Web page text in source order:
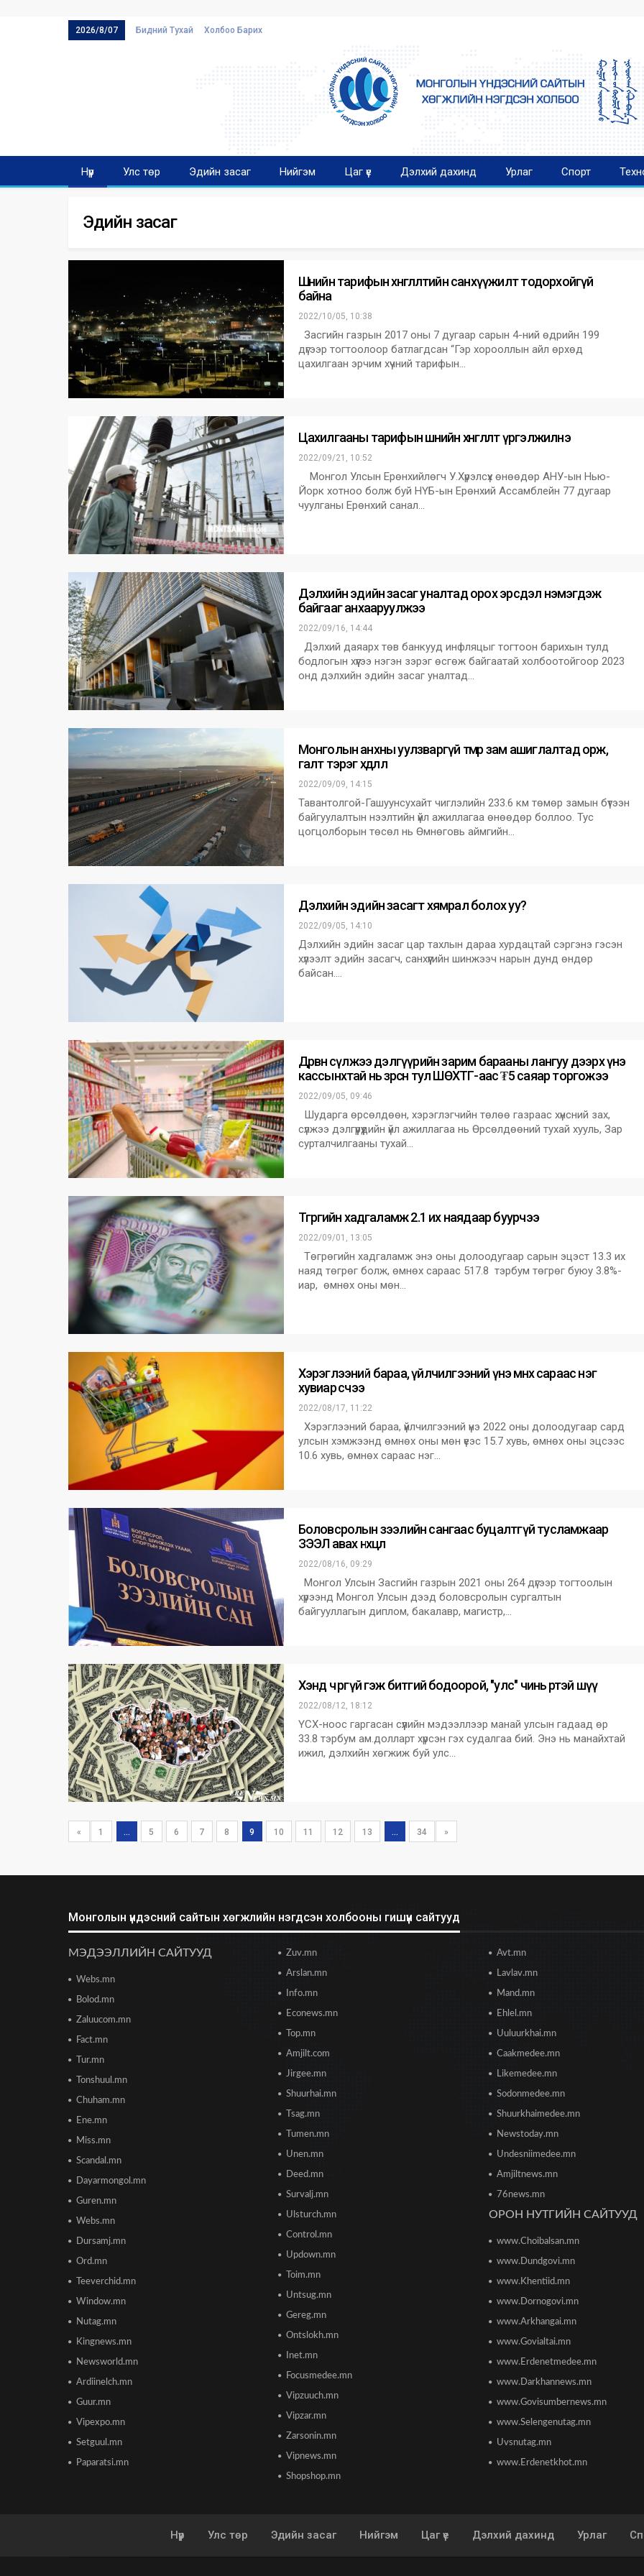
2026/8/07 Бидний Тухай Холбоо Барих
Нүүр Улс төр Эдийн засаг Нийгэм Цаг үе Дэлхий дахинд Урлаг Спорт
Эдийн засаг
Шөнийн тарифын хөнгөлөлтийн санхүүжилт тодорхойгүй
байна
2022/10/05, 10:38
Засгийн газрын 2017 оны 7 дугаар сарын 4-ний өдрийн 199
дүгээр тогтоолоор батлагдсан “Гэр хорооллын айл өрхөд
цахилгаан эрчим хүчний тарифын…
Цахилгааны тарифын шөнийн хөнгөлөлт үргэлжилнэ
2022/09/21, 10:52
Монгол Улсын Ерөнхийлөгч У.Хүрэлсүх өнөөдөр АНУ-ын Нью-
Йорк хотноо болж буй НҮБ-ын Ерөнхий Ассамблейн 77 дугаар
чуулганы Ерөнхий санал…
Дэлхийн эдийн засаг уналтад орох эрсдэл нэмэгдэж
байгааг анхааруулжээ
2022/09/16, 14:44
Дэлхий даяарх төв банкууд инфляцыг тогтоон барихын тулд
бодлогын хүүгээ нэгэн зэрэг өсгөж байгаатай холбоотойгоор 2023
онд дэлхийн эдийн засаг уналтад…
Монголын анхны уулзваргүй төмөр зам ашиглалтад орж,
галт тэрэг хөдөллөө
2022/09/09, 14:15
Тавантолгой-Гашуунсухайт чиглэлийн 233.6 км төмөр замын бүтээн
байгуулалтын нээлтийн үйл ажиллагаа өнөөдөр боллоо. Тус
цогцолборын төсөл нь Өмнөговь аймгийн…
Дэлхийн эдийн засагт хямрал болох уу?
2022/09/05, 14:10
Дэлхийн эдийн засаг цар тахлын дараа хурдацтай сэргэнэ гэсэн
хүлээлт эдийн засагч, санхүүгийн шинжээч нарын дунд өндөр
байсан.…
Дөрвөн сүлжээ дэлгүүрийн зарим барааны лангуу дээрх үнэ
кассынхтай нь зөрсөн тул ШӨХТГ-аас ₮5 саяар торгожээ
2022/09/05, 09:46
Шударга өрсөлдөөн, хэрэглэгчийн төлөө газраас хүнсний зах,
сүлжээ дэлгүүрүүдийн үйл ажиллагаа нь Өрсөлдөөний тухай хууль, Зар
сурталчилгааны тухай…
Төгрөгийн хадгаламж 2.1 их наядаар буурчээ
2022/09/01, 13:05
Төгрөгийн хадгаламж энэ оны долоодугаар сарын эцэст 13.3 их
наяд төгрөг болж, өмнөх сараас 517.8 тэрбум төгрөг буюу 3.8%-
иар, өмнөх оны мөн…
Хэрэглээний бараа, үйлчилгээний үнэ өмнөх сараас нэг
хувиар өсчээ
2022/08/17, 11:22
Хэрэглээний бараа, үйлчилгээний үнэ 2022 оны долоодугаар сард
улсын хэмжээнд өмнөх оны мөн үеэс 15.7 хувь, өмнөх оны эцсээс
10.6 хувь, өмнөх сараас нэг…
Боловсролын зээлийн сангаас буцалтгүй тусламжаар
ЗЭЭЛ авах нөхцөл
2022/08/16, 09:29
Монгол Улсын Засгийн газрын 2021 оны 264 дүгээр тогтоолын
хүрээнд Монгол Улсын дээд боловсролын сургалтын
байгууллагын диплом, бакалавр, магистр,…
Хэнд ч өргүй гэж битгий бодоорой, "улс" чинь өртэй шүү
2022/08/12, 18:12
ҮСХ-ноос гаргасан сүүлийн мэдээллээр манай улсын гадаад өр
33.8 тэрбум ам.долларт хүрсэн гэх судалгаа бий. Энэ нь манайхтай
ижил, дэлхийн хөгжиж буй улс…
« 1 ... 5 6 7 8 9 10 11 12 13 ... 34 »
Монголын үндэсний сайтын хөгжлийн нэгдсэн холбооны гишүүн сайтууд
МЭДЭЭЛЛИЙН САЙТУУД
Webs.mn
Bolod.mn
Zaluucom.mn
Fact.mn
Tur.mn
Tonshuul.mn
Chuham.mn
Ene.mn
Miss.mn
Scandal.mn
Dayarmongol.mn
Guren.mn
Webs.mn
Dursamj.mn
Ord.mn
Teeverchid.mn
Window.mn
Nutag.mn
Kingnews.mn
Newsworld.mn
Ardiinelch.mn
Guur.mn
Vipexpo.mn
Setguul.mn
Paparatsi.mn
Zuv.mn
Arslan.mn
Info.mn
Econews.mn
Top.mn
Amjilt.com
Jirgee.mn
Shuurhai.mn
Tsag.mn
Tumen.mn
Unen.mn
Deed.mn
Survalj.mn
Ulsturch.mn
Control.mn
Updown.mn
Toim.mn
Untsug.mn
Gereg.mn
Ontslokh.mn
Inet.mn
Focusmedee.mn
Vipzuuch.mn
Vipzar.mn
Zarsonin.mn
Vipnews.mn
Shopshop.mn
Avt.mn
Lavlav.mn
Mand.mn
Ehlel.mn
Uuluurkhai.mn
Caakmedee.mn
Likemedee.mn
Sodonmedee.mn
Shuurkhaimedee.mn
Newstoday.mn
Undesniimedee.mn
Amjiltnews.mn
76news.mn
ОРОН НУТГИЙН САЙТУУД
www.Choibalsan.mn
www.Dundgovi.mn
www.Khentiid.mn
www.Dornogovi.mn
www.Arkhangai.mn
www.Govialtai.mn
www.Erdenetmedee.mn
www.Darkhannews.mn
www.Govisumbernews.mn
www.Selengenutag.mn
Uvsnutag.mn
www.Erdenetkhot.mn
Нүүр Улс төр Эдийн засаг Нийгэм Цаг үе Дэлхий дахинд Урлаг